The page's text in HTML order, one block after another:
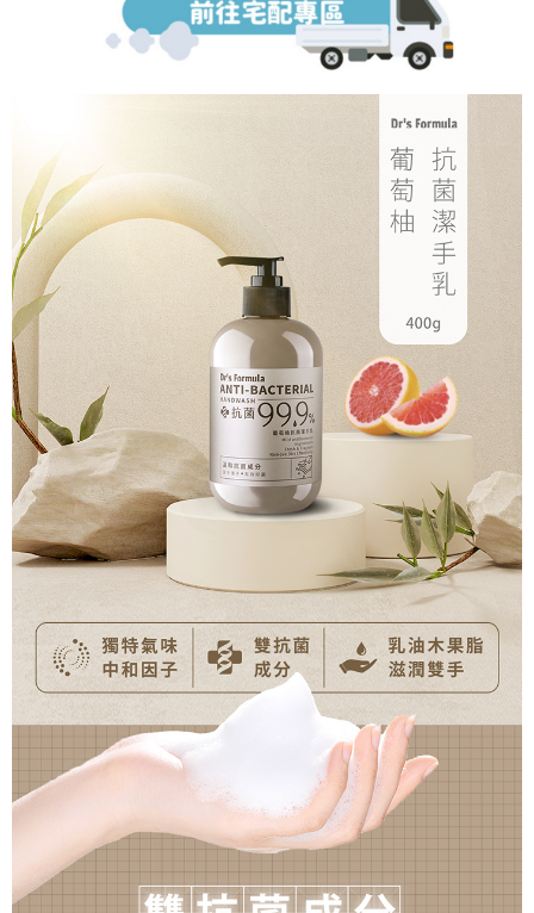
3.實際核准額度、可分期數及費用金額請依後續交易確認頁面所載為準。
4.訂單成立30分鐘內，如未前往確認交易或遇審核未通過，訂單將自動取
消。如遇「轉專審核」未通過狀況，表示未達大哥付你分期系統評分，恕無
1.分期款項不併入電信帳單，「大哥付你分期」於每月結算日後寄送繳費提
醒簡訊。
2.透過簡訊連結打開帳單後，可選擇「超商條碼／台灣大直營門市／銀行轉
帳／街口支付／iPASS MONEY」等通路繳費。
【注意事項】
1.本服務係由「台灣大哥大股份有限公司」（以下簡稱本公司）所提供，讓
用戶於交易時，得透過本服務購買商品或服務，並由商店將買賣／分期付款
買賣價金債權讓與本公司後，依約使用本公司帳單繳交帳款。
2.基於同意付款使用「大哥付你分期」之契約關係目的，商店將以您的個人
資料（包含姓名、電話或地址）提供予台灣大哥大進項蒐集、處理及利用，
由本公司與您本人進行分期帳單所需資料之確認、核對及更正。
3.完整用戶服務條款，請詳閱以下連結：https://oppay.tw/userRule
AFTEE先享後付是「在收到商品之後才付款」的支付方式。 讓您購物簡單
便利好安心！
１．簡單：不需註冊會員、不需綁卡、不需儲值。
３．安心：先確認商品／服務後，再付款。
１．於結帳方式選擇「AFTEE先享後付」後，將跳轉至「AFTEE先享後付」
結帳頁面，進行簡訊認證並確認金額後，即可完成結帳。
２．訂單成立數日內，您將收到繳費通知簡訊。
３．收到繳費通知簡訊後14天內，點擊此簡訊中的連結，可透過四大超商／
ATM／網路銀行／等多元方式進行付款，方視為交易完成。
※ 請注意：結帳手續完成當下不需立刻繳費，但若您需要取消訂單，請聯絡
購買商品的店家。未經商家同意取消之訂單仍視為有效，需透過AFTEE先享
後付繳納相關費用。
※ 交易是否成功請以「AFTEE先享後付 」之結帳頁面顯示為準，若有關於
是否繳費成功／繳費後需取消欲退款等相關疑問，請聯繫「AFTEE先享後付
客戶支援中心」 https://netprotections.freshdesk.com/support/home
【注意事項】
１．透過由恩沛科技股份有限公司提供之「AFTEE先享後付」服務完成之交
易，需依本服務之必要範圍內提供個人資料，並將交易相關給付款項請求債
權轉讓予恩沛科技股份有限公司。
２．關於個人資料處理事宜，請瀏覽以下網址：
https://aftee.tw/terms/#terms3
３．未成年的使用者請事先徵得法定代理人或監護人之同意方可使用
「AFTEE先享後付」，若未經同意申辦者引起之損失，本公司不負相關責
４．使用「AFTEE先享後付」時，將依據個別帳號之用戶狀況，依本公司即
時審查核予不同之上限額度；若仍有額度不足之情形，本公司將視審查結果
請求用戶進行身份認證。
５．嚴禁一人註冊多個帳號或使用他人資訊註冊。若發現惡意使用之情形，
恩沛科技股份有限公司將有權停止該用戶之使用額度並採取法律行動。
「Hami Point」為中華電信所提供之點數服務，可於會員專區綁定中華電信
運送方式
全家取貨付款
每筆NT$90，滿NT$1,000(含以上)免運費
付款後全家取貨
每筆NT$90，滿NT$1,000(含以上)免運費
萊爾富取貨付款
每筆NT$90，滿NT$1,000(含以上)免運費
付款後萊爾富取貨
每筆NT$90，滿NT$1,000(含以上)免運費
7-11取貨付款
每筆NT$90，滿NT$1,000(含以上)免運費
付款後7-11取貨
每筆NT$90，滿NT$1,000(含以上)免運費
宅配
每筆NT$90，滿NT$1,000(含以上)免運費
貨到付款
每筆NT$90，滿NT$1,000(含以上)免運費